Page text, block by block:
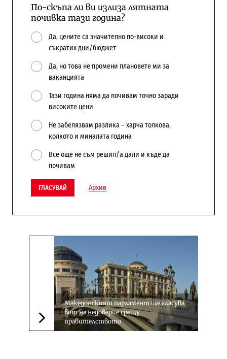
По-скъпа ли ви излиза лятната
почивка тази година?
Да, цените са значително по-високи и
съкратих дни/бюджет
Да, но това не промени плановете ми за
ваканцията
Тази година няма да почивам точно заради
високите цени
Не забелязвам разлика – харча толкова,
колкото и миналата година
Все още не съм решил/а дали и къде да
почивам
ГЛАСУВАЙ Архив
Следваща новина
Македонският парламент ще гласува
вот на недоверие срещу
правителството